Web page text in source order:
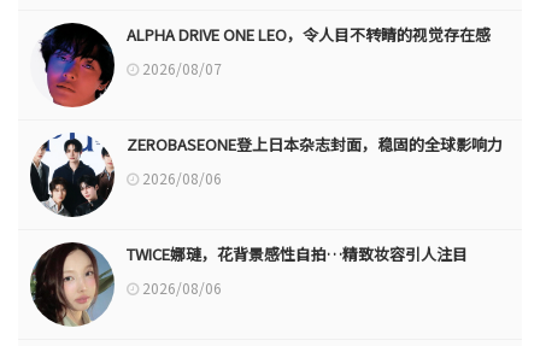
ALPHA DRIVE ONE LEO，令人目不转睛的视觉存在感
2026/08/07
ZEROBASEONE登上日本杂志封面，稳固的全球影响力
2026/08/06
TWICE娜璉，花背景感性自拍…精致妆容引人注目
2026/08/06